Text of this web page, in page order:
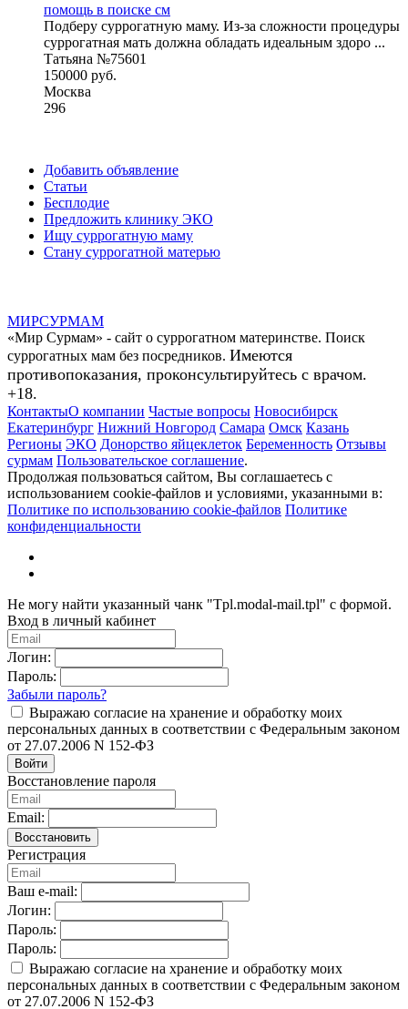
помощь в поиске см
Подберу суррогатную маму. Из-за сложности процедуры
суррогатная мать должна обладать идеальным здоро ...
Татьяна №75601
150000 руб.
Москва
296
Добавить объявление
Статьи
Бесплодие
Предложить клинику ЭКО
Ищу суррогатную маму
Стану суррогатной матерью
МИРСУРМАМ
«Мир Сурмам» - сайт о суррогатном материнстве. Поиск
суррогатных мам без посредников. Имеются
противопоказания, проконсультируйтесь с врачом.
+18.
КонтактыО компании Частые вопросы Новосибирск
Екатеринбург Нижний Новгород Самара Омск Казань
Регионы ЭКО Донорство яйцеклеток Беременность Отзывы
сурмам Пользовательское соглашение.
Продолжая пользоваться сайтом, Вы соглашаетесь с
использованием cookie-файлов и условиями, указанными в:
Политике по использованию cookie-файлов Политике
конфиденциальности
Не могу найти указанный чанк "Tpl.modal-mail.tpl" с формой.
Вход в личный кабинет
Логин:
Пароль:
Забыли пароль?
Выражаю согласие на хранение и обработку моих
персональных данных в соответствии с Федеральным законом
от 27.07.2006 N 152-ФЗ
Войти
Восстановление пароля
Email:
Восстановить
Регистрация
Ваш e-mail:
Логин:
Пароль:
Пароль:
Выражаю согласие на хранение и обработку моих
персональных данных в соответствии с Федеральным законом
от 27.07.2006 N 152-ФЗ